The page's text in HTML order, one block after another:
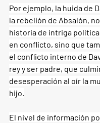
Por ejemplo, la huida de
la rebelión de Absalón,
historia de intriga
en conflicto, sino que
el conflicto interno de
rey y ser padre, que
desesperación al oír la
hijo.
El nivel de información